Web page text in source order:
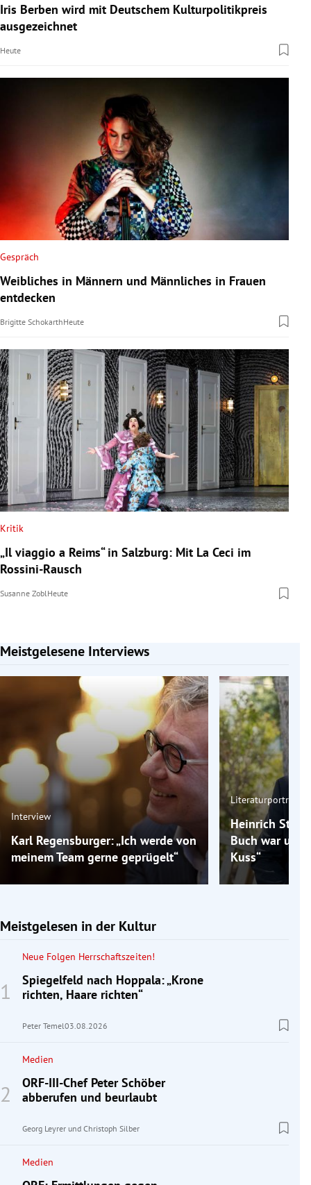
Iris Berben wird mit Deutschem Kulturpolitikpreis
ausgezeichnet
Heute
Gespräch
Weibliches in Männern und Männliches in Frauen
entdecken
Brigitte SchokarthHeute
Kritik
„Il viaggio a Reims“ in Salzburg: Mit La Ceci im
Rossini-Rausch
Susanne ZoblHeute
Meistgelesene Interviews
Slide 1 von 7
Interview
Karl Regensburger: „Ich werde von
meinem Team gerne geprügelt“
Literaturporträt
Heinrich
Buch war
Kuss“
Meistgelesen in der Kultur
Neue Folgen Herrschaftszeiten!
Spiegelfeld nach Hoppala: „Krone
richten, Haare richten“
Peter Temel03.08.2026
Medien
ORF-III-Chef Peter Schöber
abberufen und beurlaubt
Georg Leyrer und Christoph Silber
Medien